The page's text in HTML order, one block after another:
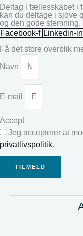
Deltag i fællesskabet i
kan du deltage i sjove
og den gode stemning.
Facebook-f Linkedin-in
Få det store overblik
Navn
E-mail
Accept
Jeg accepterer at
privatlivspolitik.
TILMELD